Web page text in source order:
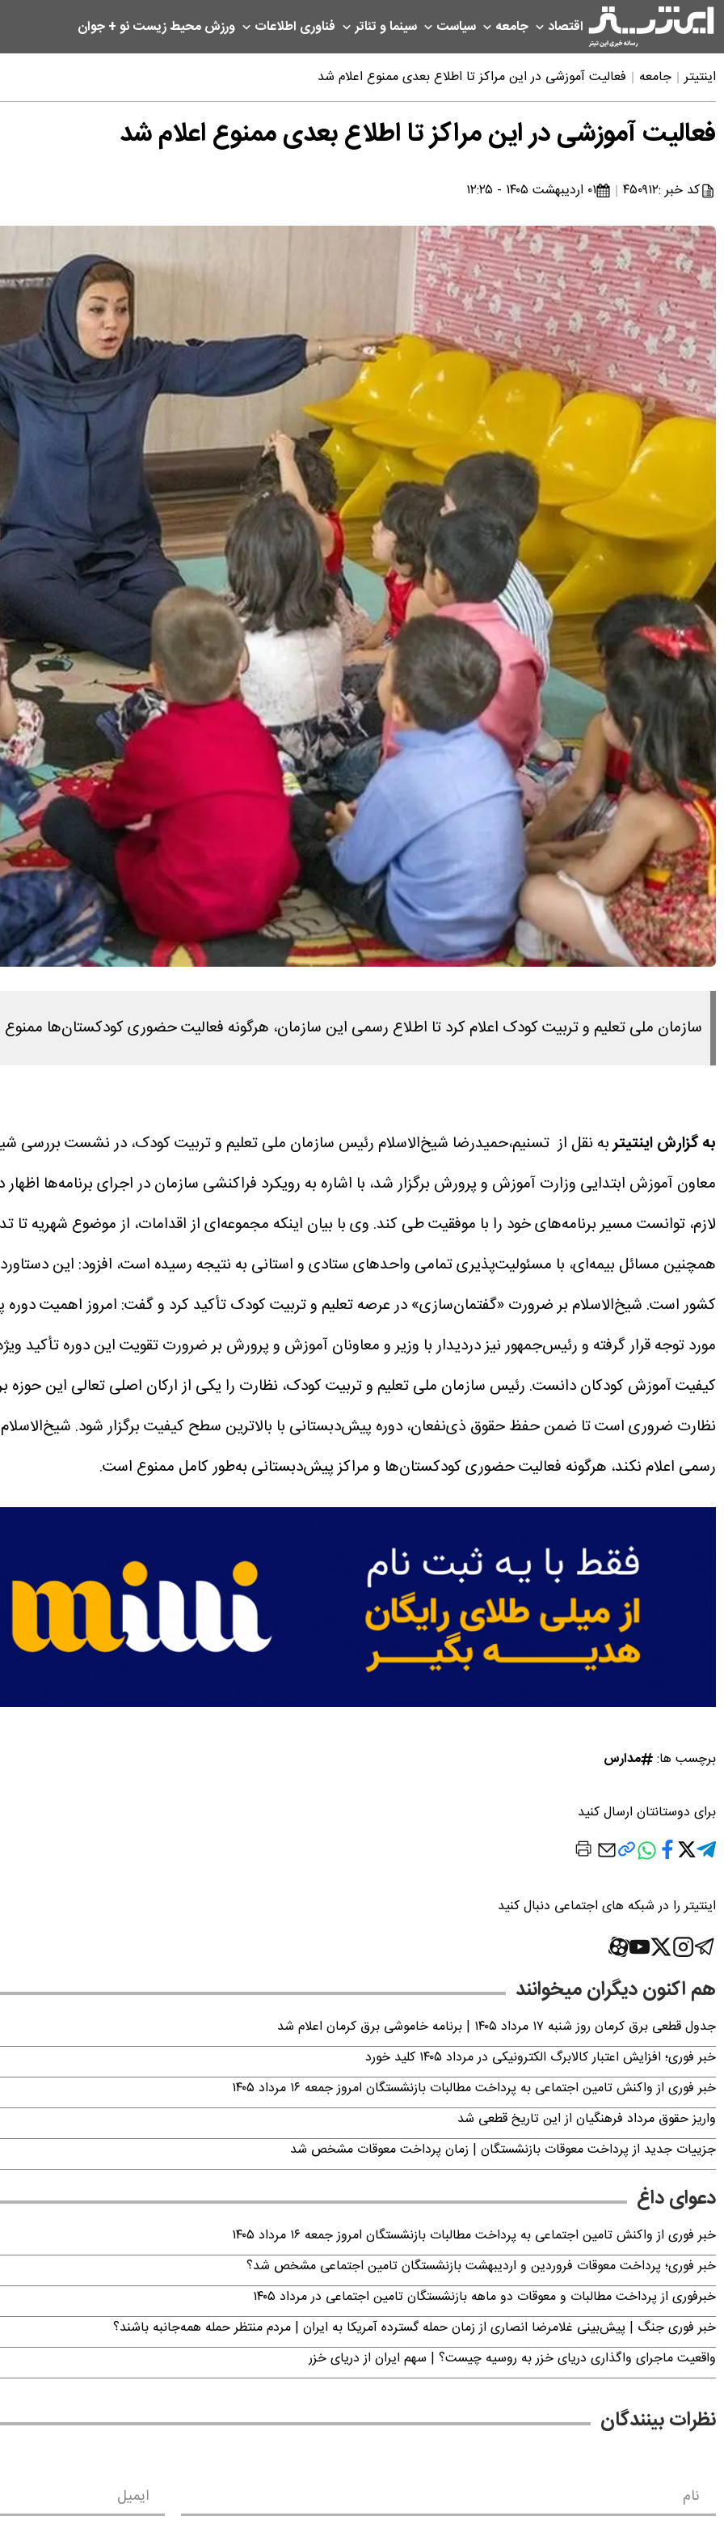
اقتصاد جامعه سیاست سینما و تئاتر فناوری اطلاعات ورزشمحیط زیستنو + جوان
اینتیتر جامعه فعالیت آموزشی در این مراکز تا اطلاع بعدی ممنوع اعلام شد
فعالیت آموزشی در این مراکز تا اطلاع بعدی ممنوع اعلام شد
کد خبر :۴۵۰۹۱۲ ۰۱ اردیبهشت ۱۴۰۵ - ۱۲:۲۵
سازمان ملی تعلیم و تربیت کودک اعلام کرد تا اطلاع رسمی این سازمان، هرگونه فعالیت حضوری کودکستان‌ها
به گزارش اینتیتربه نقل از تسنیم،حمیدرضا شیخ‌الاسلام رئیس سازمان ملی تعلیم و تربیت کودک، در نشست بررسی
معاون آموزش ابتدایی وزارت آموزش و پرورش برگزار شد، با اشاره به رویکرد فراکنشی سازمان در اجرای برنامه‌ها
لازم، توانست مسیر برنامه‌های خود را با موفقیت طی کند. وی با بیان اینکه مجموعه‌ای از اقدامات، از موضوع شهریه
همچنین مسائل بیمه‌ای، با مسئولیت‌پذیری تمامی واحدهای ستادی و استانی به نتیجه رسیده است، افزود: این
کشور است. شیخ‌الاسلام بر ضرورت «گفتمان‌سازی» در عرصه تعلیم و تربیت کودک تأکید کرد و گفت: امروز اهمیت
مورد توجه قرار گرفته و رئیس‌جمهور نیز دردیدار با وزیر و معاونان آموزش و پرورش بر ضرورت تقویت این دوره تأکید
کیفیت آموزش کودکان دانست. رئیس سازمان ملی تعلیم و تربیت کودک، نظارت را یکی از ارکان اصلی تعالی این
نظارت ضروری است تا ضمن حفظ حقوق ذی‌نفعان، دوره پیش‌دبستانی با بالاترین سطح کیفیت برگزار شود.
رسمی اعلام نکند، هرگونه فعالیت حضوری کودکستان‌ها و مراکز پیش‌دبستانی به‌طور کامل ممنوع است.
برچسب ها: مدارس
برای دوستانتان ارسال کنید
اینتیتر را در شبکه های اجتماعی دنبال کنید
هم اکنون دیگران میخوانند
جدول قطعی برق کرمان روز شنبه ۱۷ مرداد ۱۴۰۵ | برنامه خاموشی برق کرمان اعلام شد
خبر فوری؛ افزایش اعتبار کالابرگ الکترونیکی در مرداد ۱۴۰۵ کلید خورد
خبر فوری از واکنش تامین اجتماعی به پرداخت مطالبات بازنشستگان امروز جمعه ۱۶ مرداد ۱۴۰۵
واریز حقوق مرداد فرهنگیان از این تاریخ قطعی شد
جزییات جدید از پرداخت معوقات بازنشستگان | زمان پرداخت معوقات مشخص شد
دعوای داغ
خبر فوری از واکنش تامین اجتماعی به پرداخت مطالبات بازنشستگان امروز جمعه ۱۶ مرداد ۱۴۰۵
خبر فوری؛ پرداخت معوقات فروردین و اردیبهشت بازنشستگان تامین اجتماعی مشخص شد؟
خبرفوری از پرداخت مطالبات و معوقات دو ماهه بازنشستگان تامین اجتماعی در مرداد ۱۴۰۵
خبر فوری جنگ | پیش‌بینی غلامرضا انصاری از زمان حمله گسترده آمریکا به ایران | مردم منتظر حمله همه‌جانبه باشند؟
واقعیت ماجرای واگذاری دریای خزر به روسیه چیست؟ | سهم ایران از دریای خزر
نظرات بینندگان
نام ایمیل